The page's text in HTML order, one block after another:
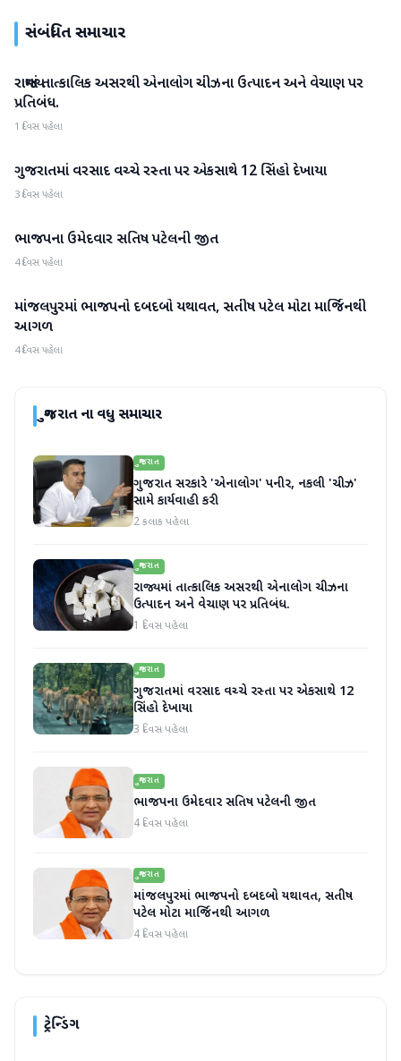
સંબંધિત સમાચાર
ગુજરાત
રાજ્યમાં તાત્કાલિક અસરથી એનાલોગ ચીઝના ઉત્પાદન અને વેચાણ પર
પ્રતિબંધ.
1 દિવસ પહેલા
ગુજરાત
ગુજરાતમાં વરસાદ વચ્ચે રસ્તા પર એકસાથે 12 સિંહો દેખાયા
3 દિવસ પહેલા
ગુજરાત
ભાજપના ઉમેદવાર સતિષ પટેલની જીત
4 દિવસ પહેલા
ગુજરાત
માંજલપુરમાં ભાજપનો દબદબો યથાવત, સતીષ પટેલ મોટા માર્જિનથી
આગળ
4 દિવસ પહેલા
ગુજરાતના વધુ સમાચાર
ગુજરાત
ગુજરાત સરકારે 'એનાલોગ' પનીર, નકલી 'ચીઝ'
સામે કાર્યવાહી કરી
2 કલાક પહેલા
ગુજરાત
રાજ્યમાં તાત્કાલિક અસરથી એનાલોગ ચીઝના
ઉત્પાદન અને વેચાણ પર પ્રતિબંધ.
1 દિવસ પહેલા
ગુજરાત
ગુજરાતમાં વરસાદ વચ્ચે રસ્તા પર એકસાથે 12
સિંહો દેખાયા
3 દિવસ પહેલા
ગુજરાત
ભાજપના ઉમેદવાર સતિષ પટેલની જીત
4 દિવસ પહેલા
ગુજરાત
માંજલપુરમાં ભાજપનો દબદબો યથાવત, સતીષ
પટેલ મોટા માર્જિનથી આગળ
4 દિવસ પહેલા
ટ્રેન્ડિંગ